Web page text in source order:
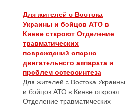
Для жителей с Востока
Украины и бойцов АТО в
Киеве откроют Отделение
травматических
повреждений опорно-
двигательного аппарата и
проблем остеосинтеза
Для жителей с Востока Украины
и бойцов АТО в Киеве откроют
Отделение травматических